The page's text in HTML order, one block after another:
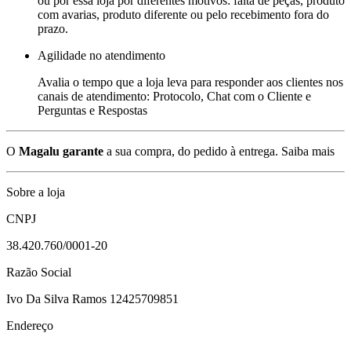
com avarias, produto diferente ou pelo recebimento fora do
prazo.
Agilidade no atendimento
Avalia o tempo que a loja leva para responder aos clientes nos
canais de atendimento: Protocolo, Chat com o Cliente e
Perguntas e Respostas
O Magalu garante a sua compra, do pedido à entrega. Saiba mais
Sobre a loja
CNPJ
38.420.760/0001-20
Razão Social
Ivo Da Silva Ramos 12425709851
Endereço